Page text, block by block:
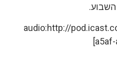
השבוע.
[audio:http://